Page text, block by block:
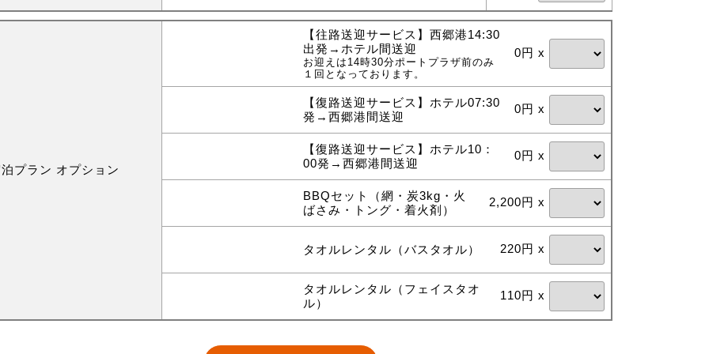
プラン オプション
【往路送迎サービス】西郷港14:30
出発→ホテル間送迎
お迎えは14時30分ポートプラザ前のみ
１回となっております。
0円 x
【復路送迎サービス】ホテル07:30
発→西郷港間送迎
0円 x
【復路送迎サービス】ホテル10：
00発→西郷港間送迎
0円 x
BBQセット（網・炭3kg・火
ばさみ・トング・着火剤）
2,200円 x
タオルレンタル（バスタオル） 220円 x
タオルレンタル（フェイスタオ
ル）
110円 x